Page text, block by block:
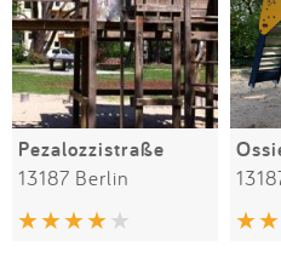
Pezalozzistraße
13187 Berlin